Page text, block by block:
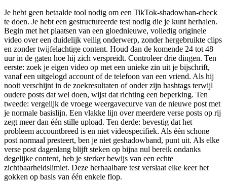
Je hebt geen betaalde tool nodig om een TikTok-shadowban-check
te doen. Je hebt een gestructureerde test nodig die je kunt herhalen.
Begin met het plaatsen van een gloednieuwe, volledig originele
video over een duidelijk veilig onderwerp, zonder hergebruikte clips
en zonder twijfelachtige content. Houd dan de komende 24 tot 48
uur in de gaten hoe hij zich verspreidt. Controleer drie dingen. Ten
eerste: zoek je eigen video op met een unieke zin uit je bijschrift,
vanaf een uitgelogd account of de telefoon van een vriend. Als hij
nooit verschijnt in de zoekresultaten of onder zijn hashtags terwijl
oudere posts dat wel doen, wijst dat richting een beperking. Ten
tweede: vergelijk de vroege weergavecurve van de nieuwe post met
je normale basislijn. Een vlakke lijn over meerdere verse posts op rij
zegt meer dan één stille upload. Ten derde: bevestig dat het
probleem accountbreed is en niet videospecifiek. Als één schone
post normaal presteert, ben je niet geshadowband, punt uit. Als elke
verse post dagenlang blijft steken op bijna nul bereik ondanks
degelijke content, heb je sterker bewijs van een echte
zichtbaarheidslimiet. Deze herhaalbare test verslaat elke keer het
gokken op basis van één enkele flop.